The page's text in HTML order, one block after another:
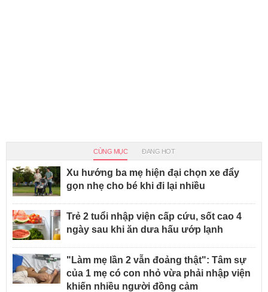
CÙNG MỤC ĐANG HOT
Xu hướng ba mẹ hiện đại chọn xe đẩy
gọn nhẹ cho bé khi đi lại nhiều
Trẻ 2 tuổi nhập viện cấp cứu, sốt cao 4
ngày sau khi ăn dưa hấu ướp lạnh
"Làm mẹ lần 2 vẫn đoảng thật": Tâm sự
của 1 mẹ có con nhỏ vừa phải nhập viện
khiến nhiều người đồng cảm